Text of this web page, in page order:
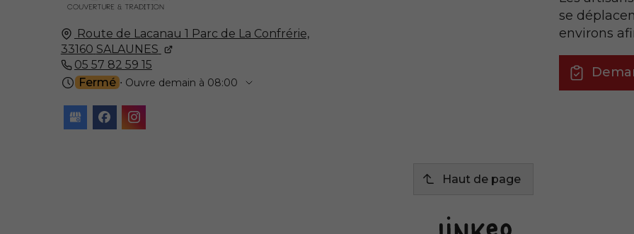
Route de Lacanau 1 Parc de La Confrérie,
33160 SALAUNES
05 57 82 59 15
Fermé ⋅ Ouvre demain à 08:00
se
environs
Haut de page